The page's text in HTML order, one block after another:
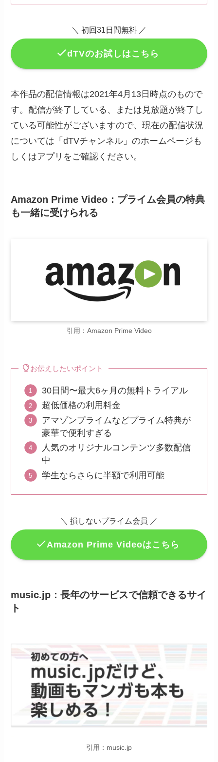
＼ 初回31日間無料 ／
dTVのお試しはこちら
本作品の配信情報は2021年4月13日時点のもので
す。配信が終了している、または見放題が終了し
ている可能性がございますので、現在の配信状況
については「dTVチャンネル」のホームページも
しくはアプリをご確認ください。
Amazon Prime Video：プライム会員の特典
も一緒に受けられる
引用：Amazon Prime Video
お伝えしたいポイント
30日間〜最大6ヶ月の無料トライアル
超低価格の利用料金
アマゾンプライムなどプライム特典が
豪華で便利すぎる
人気のオリジナルコンテンツ多数配信
中
学生ならさらに半額で利用可能
＼ 損しないプライム会員 ／
Amazon Prime Videoはこちら
music.jp：長年のサービスで信頼できるサイ
ト
引用：music.jp